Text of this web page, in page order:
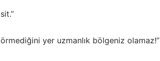
yer uzmanlık bölgeniz olamaz!”